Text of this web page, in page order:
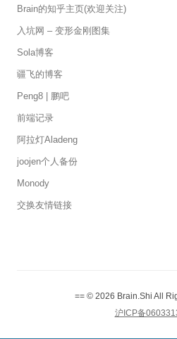
Brain的知乎主页(欢迎关注)
入坑网 – 变形金刚图集
Sola博客
疆飞的博客
Peng8 | 鹏吧
前端记录
阿拉灯Aladeng
joojen个人备份
Monody
交换友情链接
== © 2026 Brain.Shi All
沪ICP备